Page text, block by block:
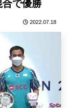
で優勝
2022.07.18